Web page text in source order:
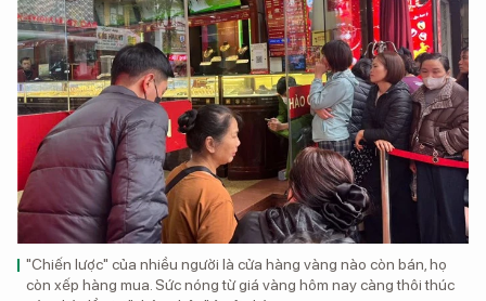
"Chiến lược" của nhiều người là cửa hàng vàng nào còn bán, họ
còn xếp hàng mua. Sức nóng từ giá vàng hôm nay càng thôi thúc